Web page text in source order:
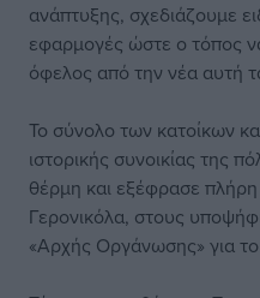
ανάπτυξης, σχεδιάζουμε
εφαρμογές ώστε ο τόπος
όφελος από την νέα αυτή
Το σύνολο των κατοίκων
ιστορικής συνοικίας της
θέρμη και εξέφρασε
Γερονικόλα, στους
«Αρχής Οργάνωσης» για